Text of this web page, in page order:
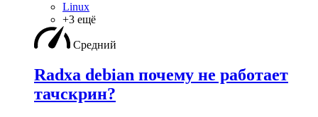
Linux
+3 ещё
Средний
Radxa debian почему не работает
тачскрин?